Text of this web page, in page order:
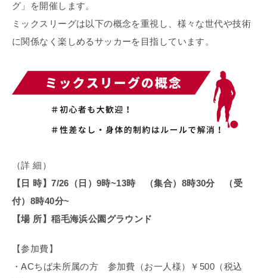
グ」を開催します。
ミックスリーグは以下の概念を重視し、様々な世代や技術
に関係なく楽しめるサッカーを目指しています。
（詳 細）
【日 時】7/26（日）9時~13時 （集合）8時30分 （受
付）8時40分~
【場 所】稲毛海浜公園グラウンド
【参加費】
・ACちば未所属の方 参加費（お一人様）￥500（税込